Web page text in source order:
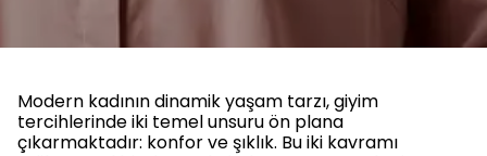
Modern kadının dinamik yaşam tarzı, giyim
tercihlerinde iki temel unsuru ön plana
çıkarmaktadır: konfor ve şıklık. Bu iki kavramı